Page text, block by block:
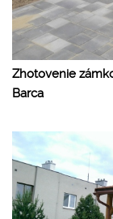
Zhotovenie
Barca